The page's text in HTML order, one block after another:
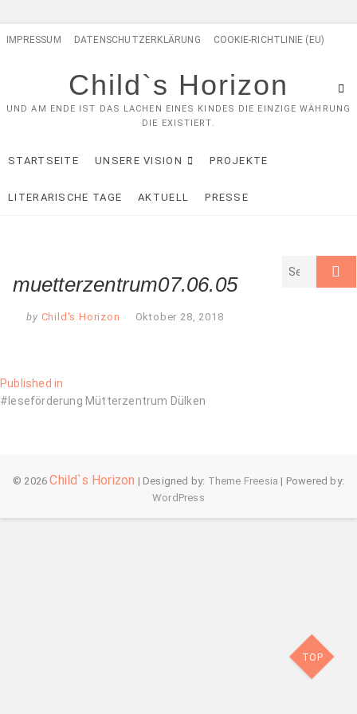
IMPRESSUM DATENSCHUTZERKLÄRUNG COOKIE-RICHTLINIE (EU)
Child`s Horizon
UND AM ENDE IST DAS LACHEN EINES KINDES DIE EINZIGE WÄHRUNG
DIE EXISTIERT.
STARTSEITE UNSERE VISION PROJEKTE
LITERARISCHE TAGE AKTUELL PRESSE
muetterzentrum07.06.05
by Child's Horizon Oktober 28, 2018
Beitragsnavigation
Published in
#leseförderung Mütterzentrum Dülken
© 2026Child`s Horizon | Designed by: Theme Freesia | Powered by:
WordPress
TOP